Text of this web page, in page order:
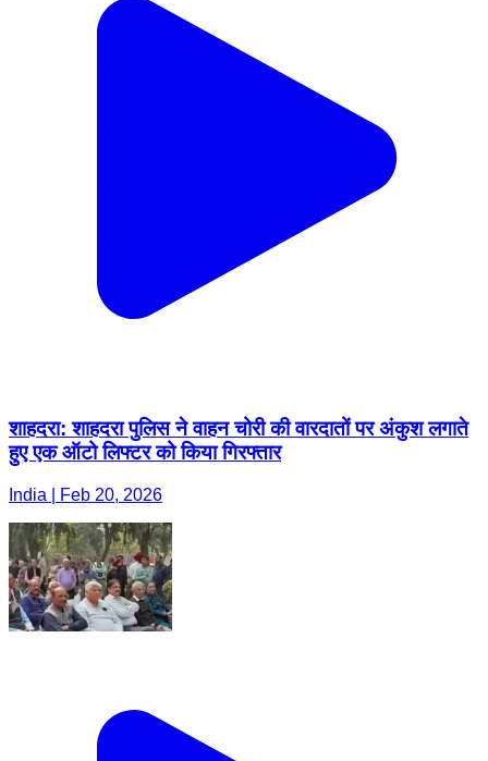
शाहदरा: शाहदरा पुलिस ने वाहन चोरी की वारदातों पर अंकुश लगाते
हुए एक ऑटो लिफ्टर को किया गिरफ्तार
India | Feb 20, 2026